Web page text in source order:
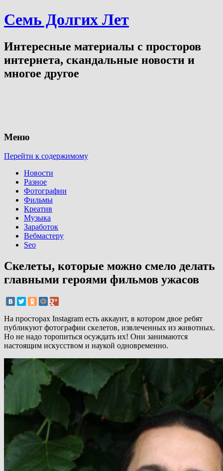
Семь Долгих Лет
Интересные материалы с просторов
интернета, скандальные новости и
многое другое
Меню
Перейти к содержимому
Новости
Разное
Фотографии
Фильмы
Креатив
Музыка
Заработок
Вебмастеру
Seo
Скелеты, которые можно смело делать
главными героями фильмов ужасов
На просторах Instagram есть аккаунт, в котором двое ребят
публикуют фотографии скелетов, извлеченных из животных.
Но не надо торопиться осуждать их! Они занимаются
настоящим искусством и наукой одновременно.